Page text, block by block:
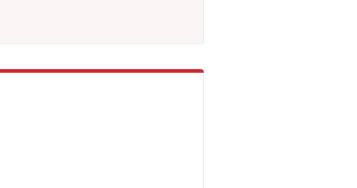
ービスも続々開発されていま